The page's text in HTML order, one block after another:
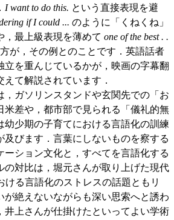
I want to do this. という直接表現を避
if I could ... のように「くねくね」
，最上級表現を薄めて one of the best . .
が，その例とのことです．英語話者
立を重んじているかが，映画の字幕翻
て解説されています．
ガソリンスタンドや玄関先での「お
米差や，都市部で見られる「儀礼的無
幼少期の子育てにおける言語化の訓練
及びます．言葉にしないものを察する
ーション文化と，すべてを言語化する
の対比は，堀元さんが取り上げた現代
ける言語化のストレスの話題ともリ
が絶えないながらも深い思索へと誘わ
井上さんが仕掛けたといってよい学術